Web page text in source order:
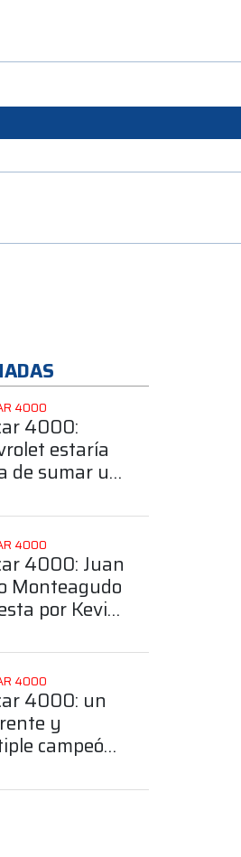
4000
4000:
estaría
de sumar un
B
4000
4000: Juan
Monteagudo
por Kevin
binomio en
B
4000
4000: un
y
campeón